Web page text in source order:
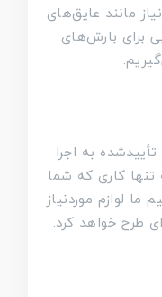
مانند عایق‌های
برای بارش‌های
به اجرا
کاری که شما
لوازم موردنیاز
طرح خواهد کرد.